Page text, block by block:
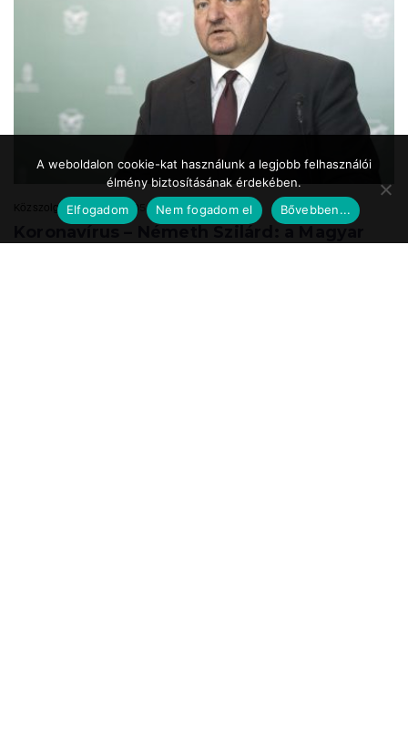
Közszolgálat.hu 2020.05.24. 17:39
A weboldalon cookie-kat használunk a legjobb felhasználói
élmény biztosításának érdekében.
Elfogadom
Nem fogadom el Bővebben...